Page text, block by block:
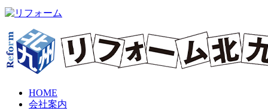
HOME
会社案内